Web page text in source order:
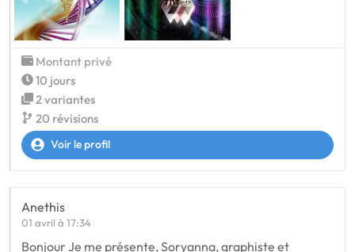
Montant privé
10 jours
2 variantes
20 révisions
Voir le profil
Anethis
01 avril à 17:34
Bonjour Je me présente, Soryanna, graphiste et